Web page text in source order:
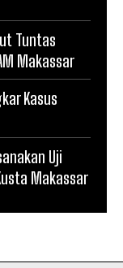
Tuntas
Makassar
Kasus
Uji
Makassar